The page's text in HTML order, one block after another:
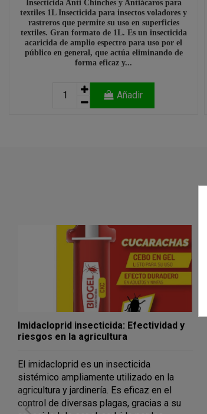
Insecticida Anti Chinches y Antiácaros para
textiles 1L Insecticida para insectos voladores y
rastreros que permite su uso en superficies
textiles. Gran formato de 1L. Es un insecticida
acaricida de amplio espectro para uso por el
público en general, que actúa eliminando de
forma eficaz y...
Añadir
Acetamiprid insecticida: qué es, usos y
cómo aplicarlo correctamente
Descubre qué es el acetamiprid
insecticida, para qué sirve y cómo usarlo
contra pulgones y otras plagas. Guía
completa y diferencias con otros